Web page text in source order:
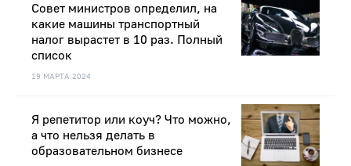
19 МАРТА 2024
Совет министров определил, на
какие машины транспортный
налог вырастет в 10 раз. Полный
список
Я репетитор или коуч? Что можно,
а что нельзя делать в
образовательном бизнесе